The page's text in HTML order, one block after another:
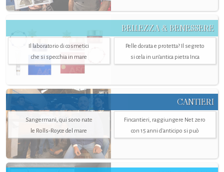
BELLEZZA & BENESSERE
Il laboratorio di cosmetici
che si specchia in mare
Pelle dorata e protetta? Il segreto
si cela in un’antica pietra Inca
CANTIERI
Sangermani, qui sono nate
le Rolls-Royce del mare
Fincantieri, raggiungere Net zero
con 15 anni d'anticipo si può